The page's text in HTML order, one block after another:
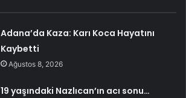
Adana’da Kaza: Karı Koca Hayatını
Kaybetti
Ağustos 8, 2026
19 yaşındaki Nazlıcan’ın acı sonu…